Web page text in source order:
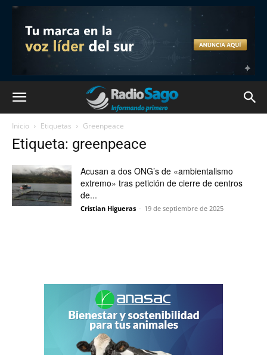
Inicio Etiquetas Greenpeace
Etiqueta: greenpeace
Acusan a dos ONG’s de «ambientalismo
extremo» tras petición de cierre de centros
de...
Cristian Higueras - 19 de septiembre de 2025